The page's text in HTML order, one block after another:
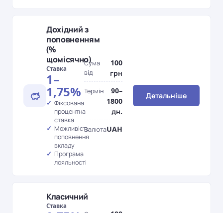
Дохідний з
поповненням
(%
щомісячно)
Ставка
1–
1,75%
Фіксована
процентна
ставка
Можливість
поповнення
вкладу
Програма
лояльності
Сума
від
100
грн
Термін
90–
1800
дн.
ВалютаUAH
Детальніше
Класичний
Ставка